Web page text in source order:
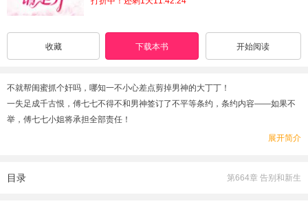
收藏 下载本书 开始阅读
不就帮闺蜜抓个奸吗，哪知一不小心差点剪掉男神的大丁丁！
一失足成千古恨，傅七七不得不和男神签订了不平等条约，条约内容——如果不
举，傅七七小姐将承担全部责任！
傅七七瞪大了眼珠：“你不会真的不举了吧……”
展开简介
目录 第664章 告别和新生